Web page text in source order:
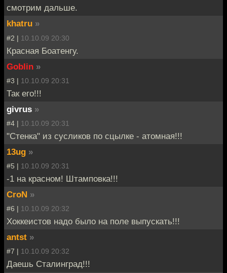
смотрим дальше.
khatru »
#2 | 10.10.09 20:30
Красная Боатенгу.
Goblin »
#3 | 10.10.09 20:31
Так его!!!
givrus »
#4 | 10.10.09 20:31
"Стенка" из сусликов по сцылке - атомная!!!
13ug »
#5 | 10.10.09 20:31
-1 на красном! Штамповка!!!
CroN »
#6 | 10.10.09 20:32
Хоккеистов надо было на поле выпускать!!!
antst »
#7 | 10.10.09 20:32
Даешь Сталинград!!!